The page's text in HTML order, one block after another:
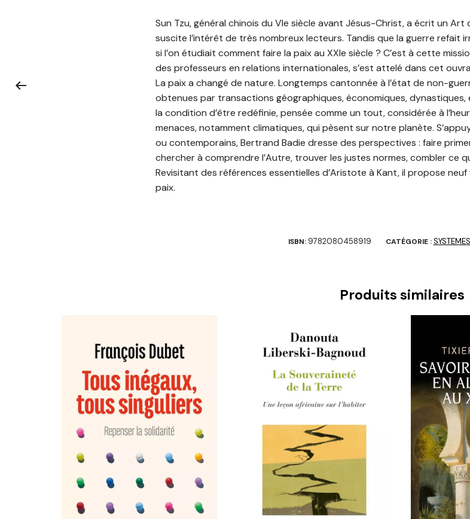
Sun Tzu, général chinois du VIe siècle avant Jésus-Christ, a écrit un Art
suscite l’intérêt de très nombreux lecteurs. Tandis que la guerre refait
si l’on étudiait comment faire la paix au XXIe siècle ? C’est à cette
des professeurs en relations internationales, s’est attelé dans cet
La paix a changé de nature. Longtemps cantonnée à l’état de non-
obtenues par transactions géographiques, économiques, dynastiques,
la condition d’être redéfinie, pensée comme un tout, considérée à
menaces, notamment climatiques, qui pèsent sur notre planète.
ou contemporains, Bertrand Badie dresse des perspectives : faire
chercher à comprendre l’Autre, trouver les justes normes, combler ce
Revisitant des références essentielles d’Aristote à Kant, il propose
paix.
ISBN: 9782080458919 CATÉGORIE :
Produits similaires